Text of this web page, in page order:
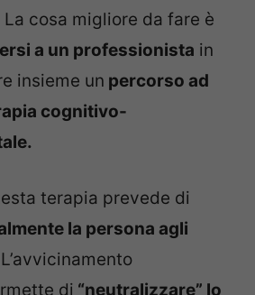
cosa migliore da fare è
a un professionista in
insieme un percorso ad
cognitivo-
terapia prevede di
la persona agli
L’avvicinamento
di “neutralizzare” lo